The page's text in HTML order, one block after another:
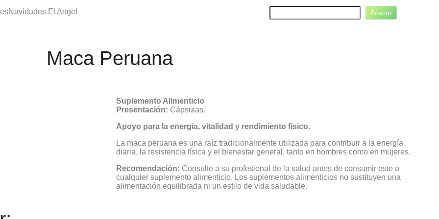
Navidades El Angel
B
u
Buscar
Maca Peruana
Suplemento Alimenticio
Presentación: Cápsulas.
Apoyo para la energía, vitalidad y rendimiento físico.
La maca peruana es una raíz tradicionalmente utilizada para contribuir a la energía
diaria, la resistencia física y el bienestar general, tanto en hombres como en mujeres.
Recomendación: Consulte a su profesional de la salud antes de consumir este o
cualquier suplemento alimenticio. Los suplementos alimenticios no sustituyen una
alimentación equilibrada ni un estilo de vida saludable.